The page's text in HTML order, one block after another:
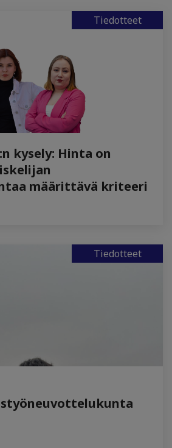
Tiedotteet
kysely: Hinta on
määrittävä kriteeri
Tiedotteet